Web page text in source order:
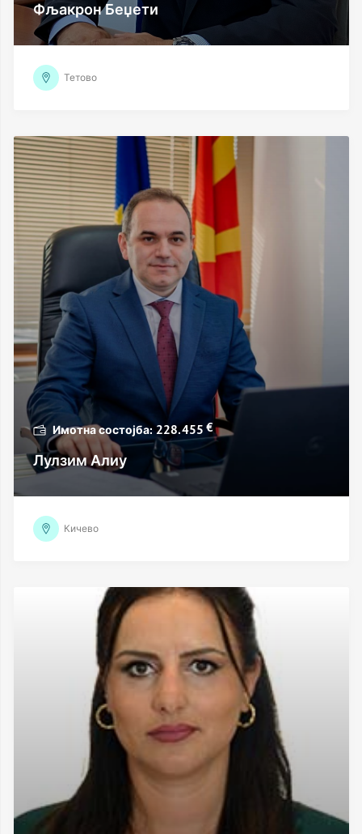
Фљакрон Беџети
Тетово
228.455 €
Лулзим Алиу
Кичево